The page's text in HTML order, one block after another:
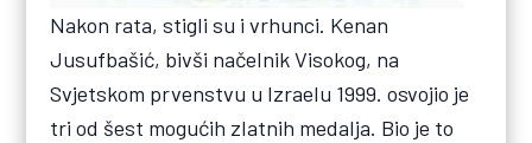
Nakon rata, stigli su i vrhunci. Kenan
Jusufbašić, bivši načelnik Visokog, na
Svjetskom prvenstvu u Izraelu 1999. osvojio je
tri od šest mogućih zlatnih medalja. Bio je to